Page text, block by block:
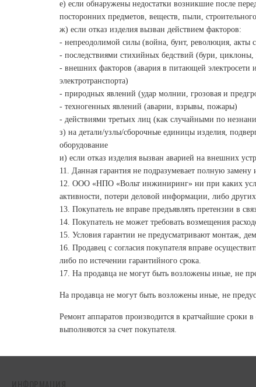
е) если обнаружены недостатки возникшие после
посторонних предметов, веществ, пыли,
ж) если отказ изделия вызван действием факторов:
- непреодолимой силы (война, бунт, революция, акты
- последствиями стихийных бедствий (бури, циклоны,
- внешних факторов (авария в питающей электросети
электротранспорта)
- природных явлений (удар молнии, грозовая и
- техногенных явлений (аварии, взрывы, пожары)
- действиями третьих лиц (как случайными по
з) на детали/узлы/сборочные единицы изделия,
оборудование
и) если отказ изделия вызван аварией на внешних
11. Данная гарантия не подразумевает полную замену
12. ООО «НПО «Вольт инжиниринг» ни при каких
активности, потери деловой информации, либо
13. Покупатель не вправе предъявлять претензии в
14. Покупатель не может требовать возмещения
15. Условия гарантии не предусматривают монтаж,
16. Продавец с согласия покупателя вправе
либо по истечении гарантийного срока.
17. На продавца не могут быть возложены иные, не
На продавца не могут быть возложены иные, не
Ремонт аппаратов производится в кратчайшие сроки
выполняются за счет покупателя.